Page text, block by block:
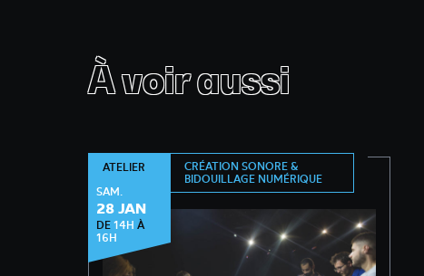
À voir aussi
ATELIER
SAM.
28 JAN
DE 14H À
16H
CRÉATION SONORE &
BIDOUILLAGE NUMÉRIQUE